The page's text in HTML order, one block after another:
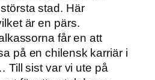
stad. Här
är en pärs.
får en att
på en chilensk karriär i
Till sist var vi ute på